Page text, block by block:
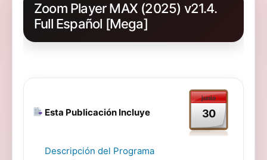
Zoom Player MAX (2025) v21.4.
Full Español [Mega]
Esta Publicación Incluye
junio
30
Descripción del Programa